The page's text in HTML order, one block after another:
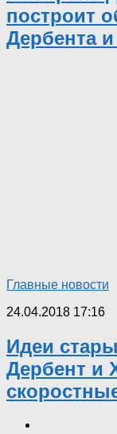
построит
Дербента
Главные новости
24.04.2018 17:16
Идеи
Дербент и